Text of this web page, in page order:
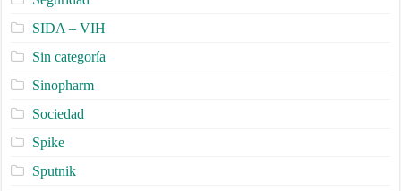
SIDA – VIH
Sin categoría
Sinopharm
Sociedad
Spike
Sputnik